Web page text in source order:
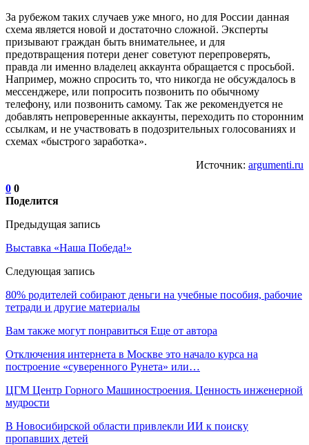
За рубежом таких случаев уже много, но для России данная
схема является новой и достаточно сложной. Эксперты
призывают граждан быть внимательнее, и для
предотвращения потери денег советуют перепроверять,
правда ли именно владелец аккаунта обращается с просьбой.
Например, можно спросить то, что никогда не обсуждалось в
мессенджере, или попросить позвонить по обычному
телефону, или позвонить самому. Так же рекомендуется не
добавлять непроверенные аккаунты, переходить по сторонним
ссылкам, и не участвовать в подозрительных голосованиях и
схемах «быстрого заработка».
Источник: argumenti.ru
0 0
Поделится
Предыдущая запись
Выставка «Наша Победа!»
Следующая запись
80% родителей собирают деньги на учебные пособия, рабочие
тетради и другие материалы
Вам также могут понравиться Еще от автора
Отключения интернета в Москве это начало курса на
построение «суверенного Рунета» или…
ЦГМ Центр Горного Машиностроения. Ценность инженерной
мудрости
В Новосибирской области привлекли ИИ к поиску
пропавших детей